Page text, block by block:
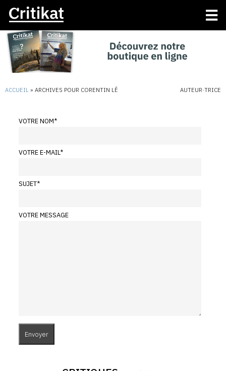
ACCUEIL » ARCHIVES POUR CORENTIN LÊ AUTEUR·TRICE
VOTRE NOM*
VOTRE E-MAIL*
SUJET*
VOTRE MESSAGE